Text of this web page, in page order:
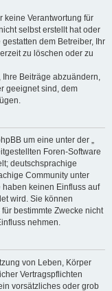
keine Verantwortung für
selbst erstellt hat oder
dem Betreiber, Ihr
zu löschen oder zu
Beiträge abzuändern,
geeignet sind, dem
um eine unter der „
Foren-Software
deutschsprachige
Community unter
keinen Einfluss auf
wird. Sie können
bestimmte Zwecke nicht
nehmen.
von Leben, Körper
Vertragspflichten
vorsätzliches oder grob